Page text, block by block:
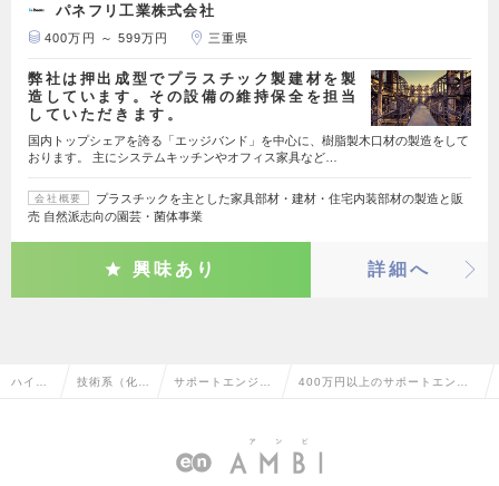
パネフリ工業株式会社
400万円 ～ 599万円 三重県
弊社は押出成型でプラスチック製建材を製
造しています。その設備の維持保全を担当
していただきます。
国内トップシェアを誇る「エッジバンド」を中心に、樹脂製木口材の製造をして
おります。 主にシステムキッチンやオフィス家具など…
会社概要
プラスチックを主とした家具部材・建材・住宅内装部材の製造と販
売 自然派志向の園芸・菌体事業
興味あり 詳細へ
ハイク 技術系（化 サポートエンジニ
食品・衣料）
400万円以上のサポートエンジ
料）の転職・求人情報一覧